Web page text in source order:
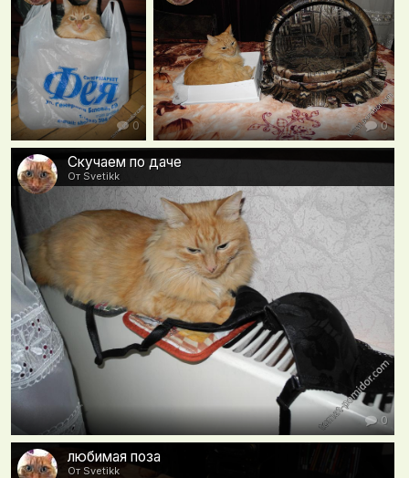
0 0
Скучаем по даче
От Svetikk
0
любимая поза
От Svetikk